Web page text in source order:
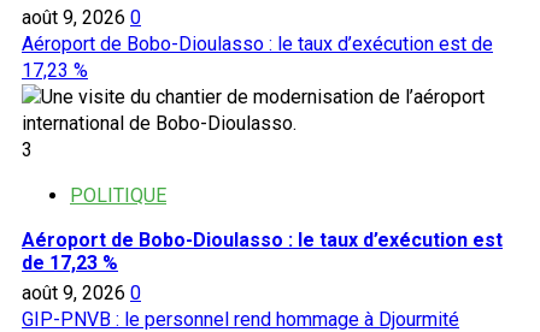
août 9, 2026 0
Aéroport de Bobo-Dioulasso : le taux d’exécution est de
17,23 %
3
POLITIQUE
Aéroport de Bobo-Dioulasso : le taux d’exécution est
de 17,23 %
août 9, 2026 0
GIP-PNVB : le personnel rend hommage à Djourmité